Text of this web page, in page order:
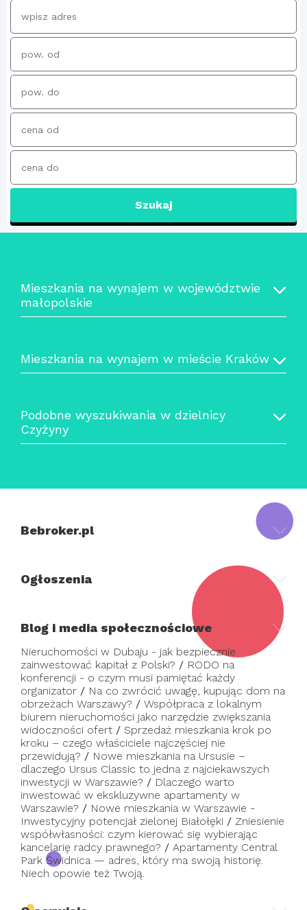
Szukaj
Mieszkania na wynajem w województwie
małopolskie
Mieszkania na wynajem w mieście Kraków
Podobne wyszukiwania w dzielnicy
Czyżyny
Bebroker.pl
Ogłoszenia
Blog i media społecznościowe
Nieruchomości w Dubaju - jak bezpiecznie
zainwestować kapitał z Polski? / RODO na
konferencji - o czym musi pamiętać każdy
organizator / Na co zwrócić uwagę, kupując dom na
obrzeżach Warszawy? / Współpraca z lokalnym
biurem nieruchomości jako narzędzie zwiększania
widoczności ofert / Sprzedaż mieszkania krok po
kroku – czego właściciele najczęściej nie
przewidują? / Nowe mieszkania na Ursusie –
dlaczego Ursus Classic to jedna z najciekawszych
inwestycji w Warszawie? / Dlaczego warto
inwestować w ekskluzywne apartamenty w
Warszawie? / Nowe mieszkania w Warszawie -
Inwestycyjny potencjał zielonej Białołęki / Zniesienie
współwłasności: czym kierować się wybierając
kancelarię radcy prawnego? / Apartamenty Central
Park Świdnica — adres, który ma swoją historię.
Niech opowie też Twoją.